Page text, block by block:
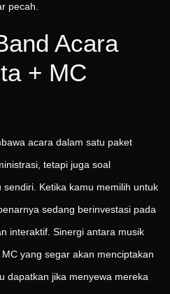
pecah.
Acara
+ MC
acara dalam satu paket
tetapi juga soal
Ketika kamu memilih untuk
sedang berinvestasi pada
interaktif. Sinergi antara musik
yang segar akan menciptakan
dapatkan jika menyewa mereka